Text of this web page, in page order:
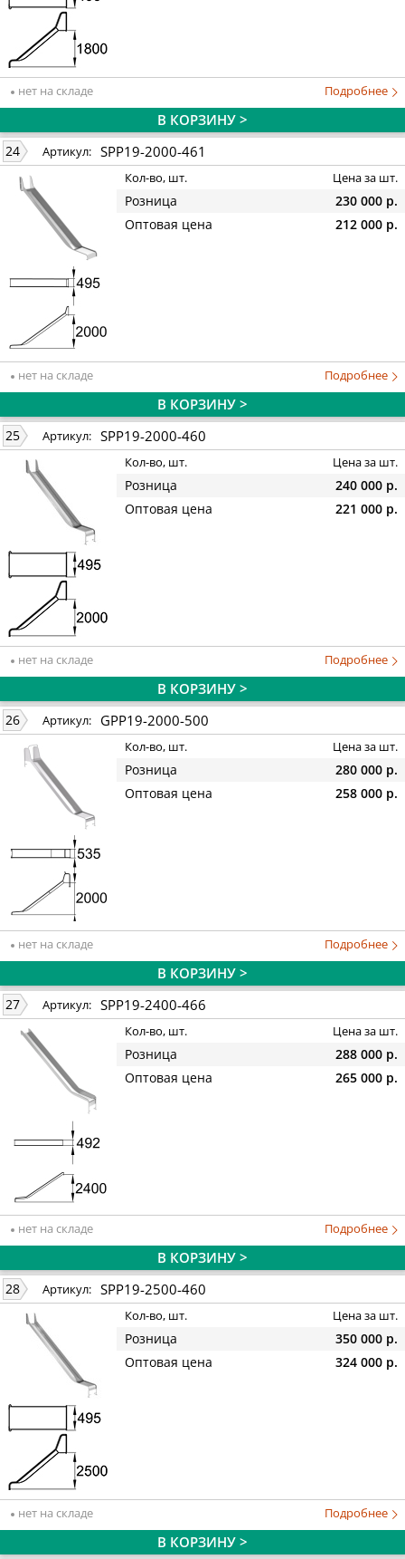
нет на складе Подробнее
В КОРЗИНУ >
24 Артикул: SPP19-2000-461
Кол-во, шт. Цена за шт.
Розница
230 000 р.
Оптовая цена
212 000 р.
нет на складе Подробнее
В КОРЗИНУ >
25 Артикул: SPP19-2000-460
Кол-во, шт. Цена за шт.
Розница
240 000 р.
Оптовая цена
221 000 р.
нет на складе Подробнее
В КОРЗИНУ >
26 Артикул: GPP19-2000-500
Кол-во, шт. Цена за шт.
Розница
280 000 р.
Оптовая цена
258 000 р.
нет на складе Подробнее
В КОРЗИНУ >
27 Артикул: SPP19-2400-466
Кол-во, шт. Цена за шт.
Розница
288 000 р.
Оптовая цена
265 000 р.
нет на складе Подробнее
В КОРЗИНУ >
28 Артикул: SPP19-2500-460
Кол-во, шт. Цена за шт.
Розница
350 000 р.
Оптовая цена
324 000 р.
нет на складе Подробнее
В КОРЗИНУ >